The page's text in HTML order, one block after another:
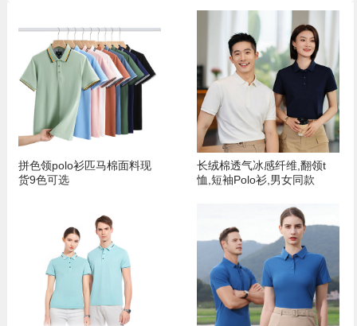
拼色领polo衫匹马棉面料现
货9色可选
长绒棉透气冰感纤维,翻领t
恤,短袖Polo衫,男女同款